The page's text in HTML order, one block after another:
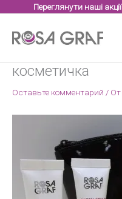
содержимому
Переглянути наші акції
косметичка
Оставьте комментарий / От